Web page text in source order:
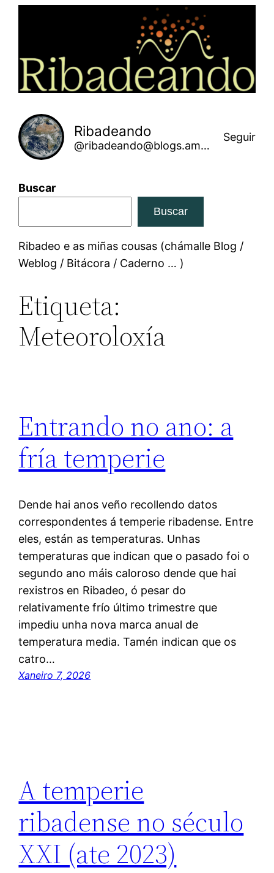
Ribadeando
@ribadeando@blogs.amarinha.gal
Seguir
Buscar
Buscar
Ribadeo e as miñas cousas (chámalle Blog /
Weblog / Bitácora / Caderno … )
Etiqueta:
Meteoroloxía
Entrando no ano: a
fría temperie
Dende hai anos veño recollendo datos
correspondentes á temperie ribadense. Entre
eles, están as temperaturas. Unhas
temperaturas que indican que o pasado foi o
segundo ano máis caloroso dende que hai
rexistros en Ribadeo, ó pesar do
relativamente frío último trimestre que
impediu unha nova marca anual de
temperatura media. Tamén indican que os
catro…
Xaneiro 7, 2026
A temperie
ribadense no século
XXI (ate 2023)